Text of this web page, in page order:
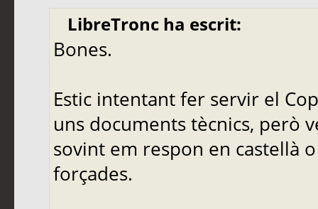
LibreTronc ha escrit:
Bones.
Estic intentant fer servir el
uns documents tècnics, però
sovint em respon en castellà
forçades.